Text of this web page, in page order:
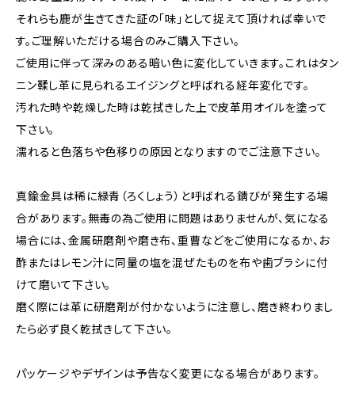
それらも鹿が生きてきた証の「味」として捉えて頂ければ幸いで
す。ご理解いただける場合のみご購入下さい。
ご使用に伴って深みのある暗い色に変化していきます。これはタン
ニン鞣し革に見られるエイジングと呼ばれる経年変化です。
汚れた時や乾燥した時は乾拭きした上で皮革用オイルを塗って
下さい。
濡れると色落ちや色移りの原因となりますのでご注意下さい。
真鍮金具は稀に緑青（ろくしょう）と呼ばれる錆びが発生する場
合があります。無毒の為ご使用に問題はありませんが、気になる
場合には、金属研磨剤や磨き布、重曹などをご使用になるか、お
酢またはレモン汁に同量の塩を混ぜたものを布や歯ブラシに付
けて磨いて下さい。
磨く際には革に研磨剤が付かないように注意し、磨き終わりまし
たら必ず良く乾拭きして下さい。
パッケージやデザインは予告なく変更になる場合があります。